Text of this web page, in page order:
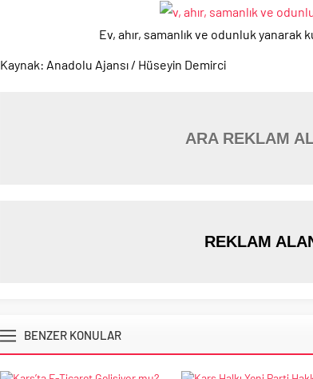
Ev, ahır, samanlık ve odunluk yanarak
Kaynak: Anadolu Ajansı / Hüseyin Demirci
ARA REKLAM
REKLAM
BENZER KONULAR